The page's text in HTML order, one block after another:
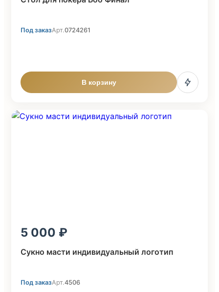
Под заказАрт.0724261
В корзину
5 000
Сукно масти индивидуальный логотип
Под заказАрт.4506